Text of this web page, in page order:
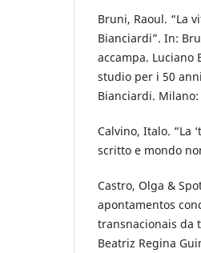
Bruni, Raoul. “La
Bianciardi”. In:
accampa. Luciano
studio per i 50
Bianciardi. Milano:
Calvino, Italo. “La
scritto e mondo
Castro, Olga &
apontamentos
transnacionais da
Beatriz Regina